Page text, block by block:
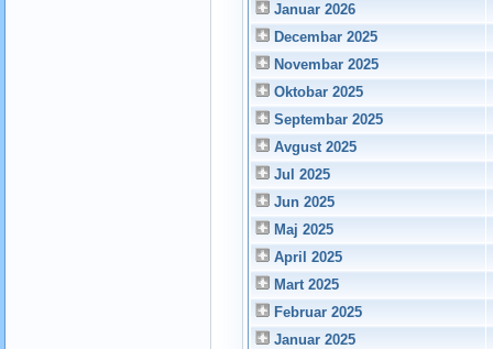
Januar 2026
Decembar 2025
Novembar 2025
Oktobar 2025
Septembar 2025
Avgust 2025
Jul 2025
Jun 2025
Maj 2025
April 2025
Mart 2025
Februar 2025
Januar 2025